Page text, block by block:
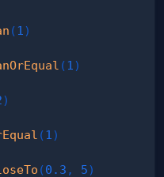
(1 )
(1 )
)
(1 )
(0.3 , 5)